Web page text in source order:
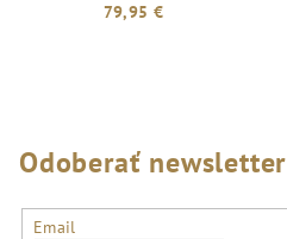
79,95 €
Odoberať newsletter
Email